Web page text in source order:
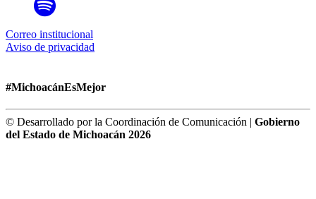
Correo institucional
Aviso de privacidad
#MichoacánEsMejor
© Desarrollado por la Coordinación de Comunicación | Gobierno
del Estado de Michoacán 2026